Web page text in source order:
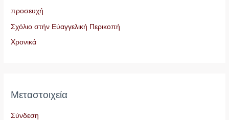
προσευχή
Σχόλιο στήν Εὐαγγελική Περικοπή
Χρονικά
Μεταστοιχεία
Σύνδεση